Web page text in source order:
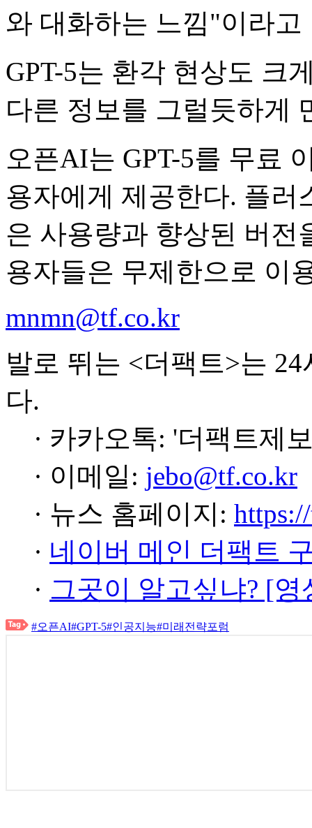
와 대화하는 느낌"이라고
GPT-5는 환각 현상도 크
다른 정보를 그럴듯하게
오픈AI는 GPT-5를 무료
용자에게 제공한다. 플러
은 사용량과 향상된 버전
용자들은 무제한으로 이
mnmn@tf.co.kr
발로 뛰는 <더팩트>는
다.
· 카카오톡: '더팩트제
· 이메일: jebo@tf.co.kr
· 뉴스 홈페이지:
· 네이버 메인 더팩트
· 그곳이 알고싶냐? [
#오픈AI#GPT-5#인공지능#미래전략포럼